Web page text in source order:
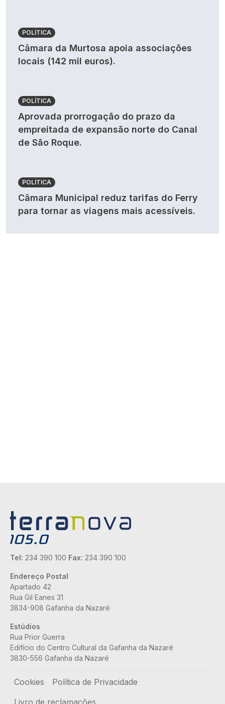
POLÍTICA
Câmara da Murtosa apoia associações
locais (142 mil euros).
POLÍTICA
Aprovada prorrogação do prazo da
empreitada de expansão norte do Canal
de São Roque.
POLÍTICA
Câmara Municipal reduz tarifas do Ferry
para tornar as viagens mais acessíveis.
Tel: 234 390 100 Fax: 234 390 100
Endereço Postal
Apartado 42
Rua Gil Eanes 31
3834-908 Gafanha da Nazaré
Estúdios
Rua Prior Guerra
Edifício do Centro Cultural da Gafanha da Nazaré
3830-556 Gafanha da Nazaré
Rodapé
Cookies
Política de Privacidade
Livro de reclamações